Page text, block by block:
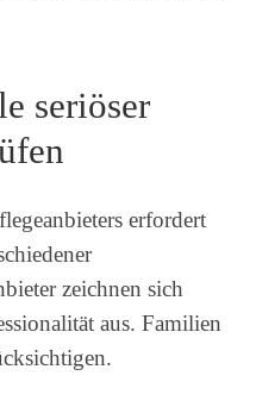
seriöser
erfordert
zeichnen sich
aus. Familien